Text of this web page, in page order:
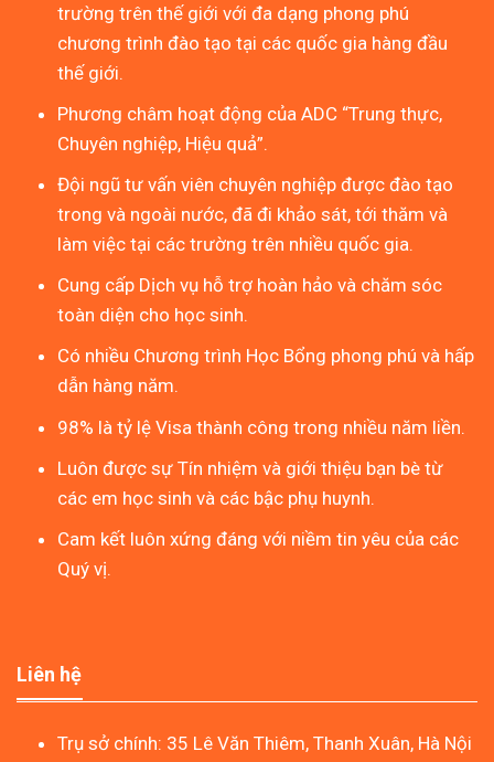
trường trên thế giới với đa dạng phong phú
chương trình đào tạo tại các quốc gia hàng đầu
thế giới.
Phương châm hoạt động của ADC “Trung thực,
Chuyên nghiệp, Hiệu quả”.
Đội ngũ tư vấn viên chuyên nghiệp được đào tạo
trong và ngoài nước, đã đi khảo sát, tới thăm và
làm việc tại các trường trên nhiều quốc gia.
Cung cấp Dịch vụ hỗ trợ hoàn hảo và chăm sóc
toàn diện cho học sinh.
Có nhiều Chương trình Học Bổng phong phú và hấp
dẫn hàng năm.
98% là tỷ lệ Visa thành công trong nhiều năm liền.
Luôn được sự Tín nhiệm và giới thiệu bạn bè từ
các em học sinh và các bậc phụ huynh.
Cam kết luôn xứng đáng với niềm tin yêu của các
Quý vị.
Liên hệ
Trụ sở chính: 35 Lê Văn Thiêm, Thanh Xuân, Hà Nội